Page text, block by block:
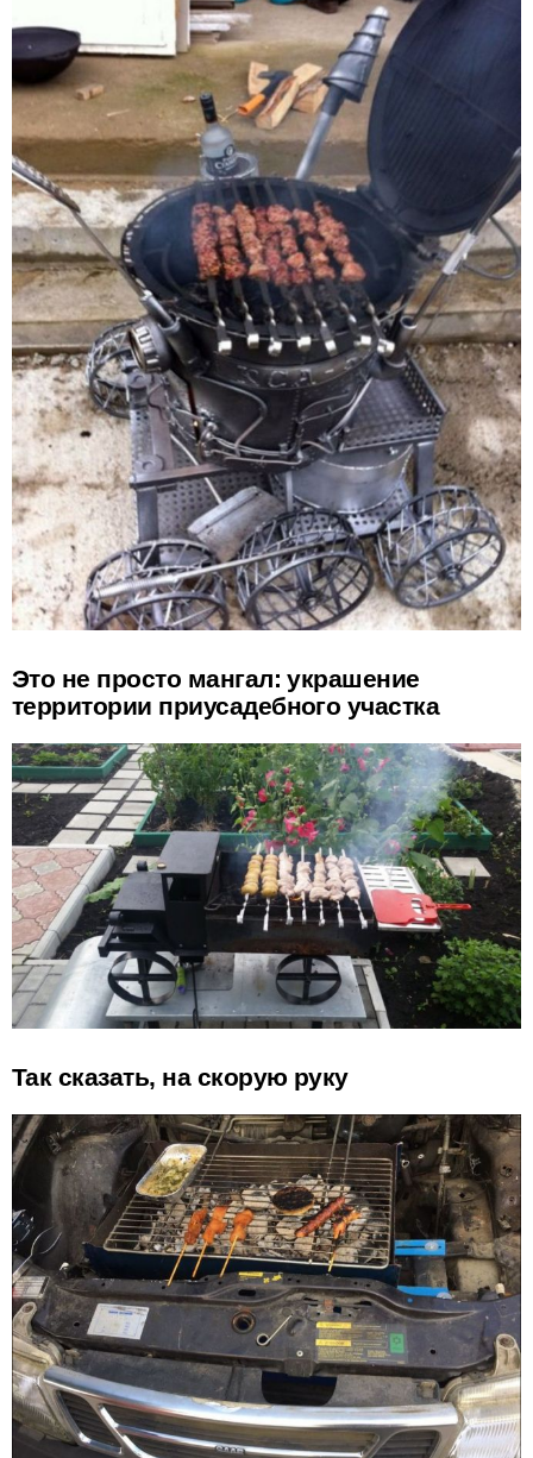
Это не просто мангал: украшение
территории приусадебного участка
Так сказать, на скорую руку